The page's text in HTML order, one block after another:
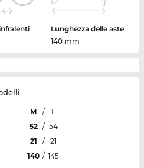
Lunghezza delle aste
140 mm
M /
L
52 / 54
21 /
21
140 / 145